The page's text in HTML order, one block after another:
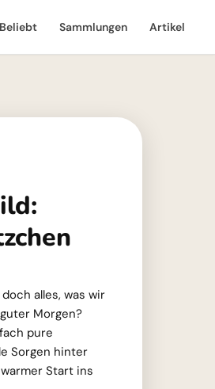
Beliebt Sammlungen Artikel
alles, was wir
Morgen?
pure
Sorgen hinter
Start ins